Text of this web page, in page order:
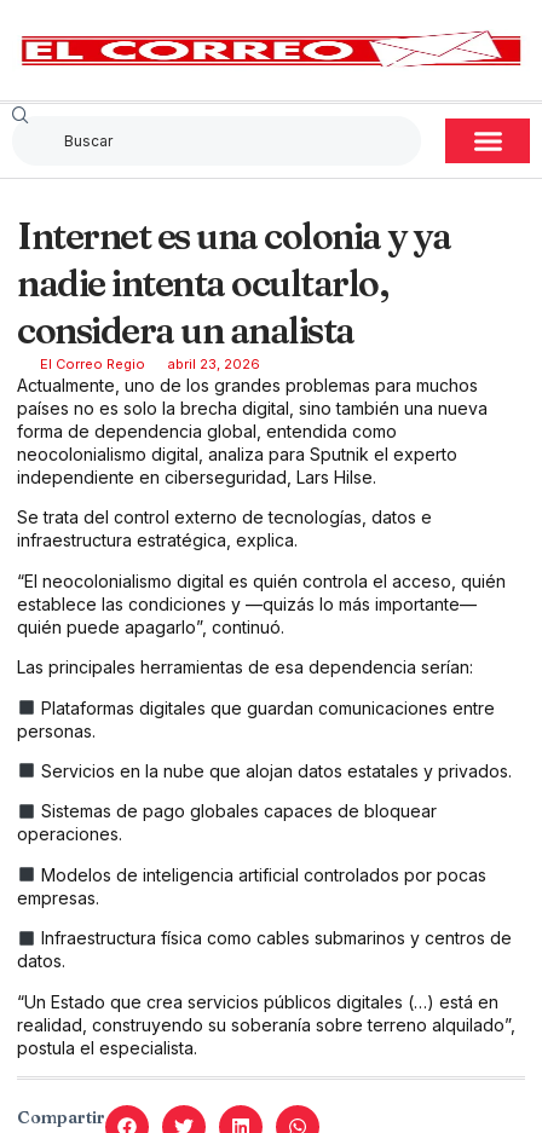
Internet es una colonia y ya
nadie intenta ocultarlo,
considera un analista
El Correo Regio abril 23, 2026
Actualmente, uno de los grandes problemas para muchos
países no es solo la brecha digital, sino también una nueva
forma de dependencia global, entendida como
neocolonialismo digital, analiza para Sputnik el experto
independiente en ciberseguridad, Lars Hilse.
Se trata del control externo de tecnologías, datos e
infraestructura estratégica, explica.
“El neocolonialismo digital es quién controla el acceso, quién
establece las condiciones y —quizás lo más importante—
quién puede apagarlo”, continuó.
Las principales herramientas de esa dependencia serían:
Plataformas digitales que guardan comunicaciones entre
personas.
Servicios en la nube que alojan datos estatales y privados.
Sistemas de pago globales capaces de bloquear
operaciones.
Modelos de inteligencia artificial controlados por pocas
empresas.
Infraestructura física como cables submarinos y centros de
datos.
“Un Estado que crea servicios públicos digitales (…) está en
realidad, construyendo su soberanía sobre terreno alquilado”,
postula el especialista.
Compartir